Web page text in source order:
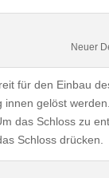
Neuer
für den Einbau
innen gelöst
das Schloss zu
Schloss drücken.